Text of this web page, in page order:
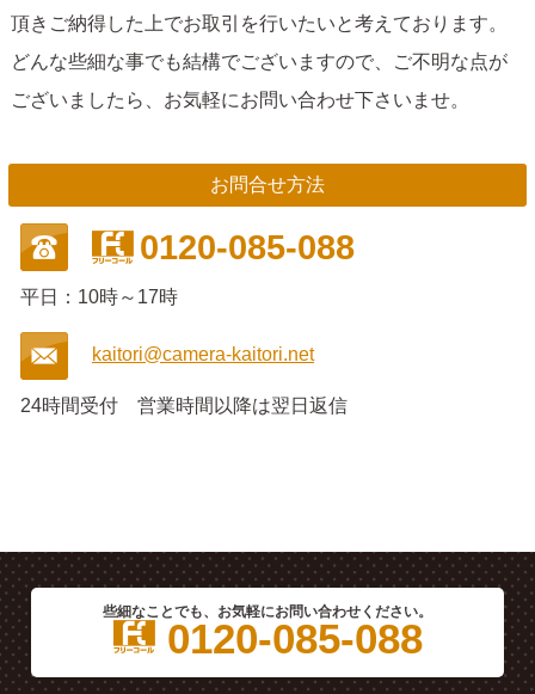
頂きご納得した上でお取引を行いたいと考えております。
どんな些細な事でも結構でございますので、ご不明な点が
ございましたら、お気軽にお問い合わせ下さいませ。
お問合せ方法
0120-085-088
平日：10時～17時
kaitori@camera-kaitori.net
24時間受付 営業時間以降は翌日返信
些細なことでも、お気軽にお問い合わせください。
0120-085-088